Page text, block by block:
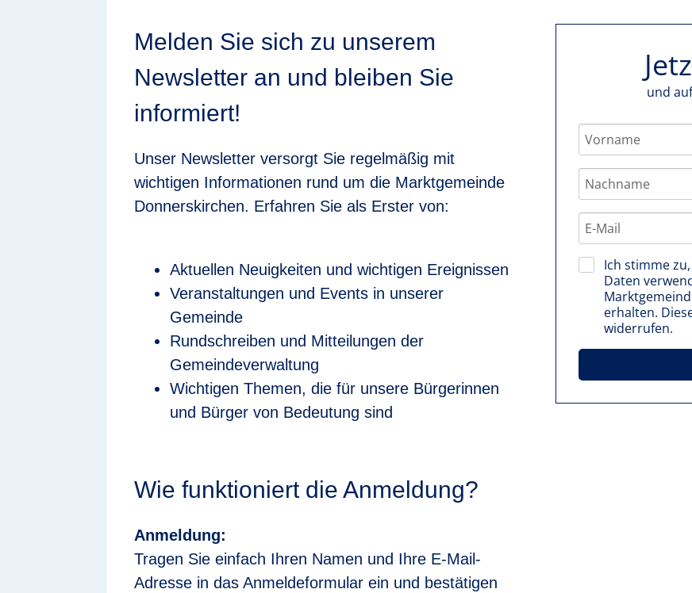
Melden Sie sich zu unserem
Newsletter an und bleiben Sie
informiert!
Unser Newsletter versorgt Sie regelmäßig mit
wichtigen Informationen rund um die Marktgemeinde
Donnerskirchen. Erfahren Sie als Erster von:
Aktuellen Neuigkeiten und wichtigen Ereignissen
Veranstaltungen und Events in unserer
Gemeinde
Rundschreiben und Mitteilungen der
Gemeindeverwaltung
Wichtigen Themen, die für unsere Bürgerinnen
und Bürger von Bedeutung sind
Wie funktioniert die Anmeldung?
Anmeldung:
Tragen Sie einfach Ihren Namen und Ihre E-Mail-
Adresse in das Anmeldeformular ein und bestätigen
und
Ich stimme
Daten
erhalten.
widerrufen.